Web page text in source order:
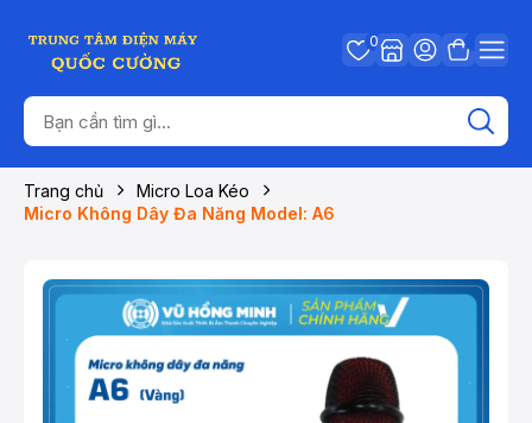
0
Trang chủ
Micro Loa Kéo
Micro Không Dây Đa Năng Model: A6